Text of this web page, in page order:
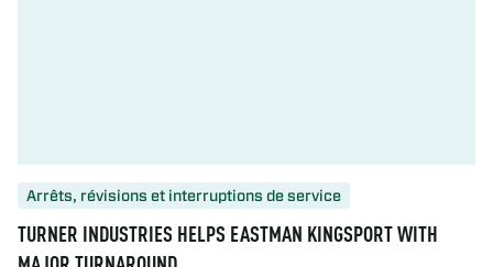
Arrêts, révisions et interruptions de service
TURNER INDUSTRIES HELPS EASTMAN KINGSPORT WITH